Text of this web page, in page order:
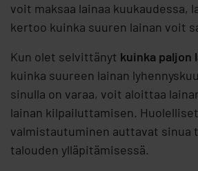
voit maksaa lainaa kuukaudessa,
kertoo kuinka suuren lainan voit
Kun olet selvittänyt kuinka paljon
kuinka suureen lainan
sinulla on varaa, voit aloittaa
lainan kilpailuttamisen.
valmistautuminen auttavat sinua
talouden ylläpitämisessä.